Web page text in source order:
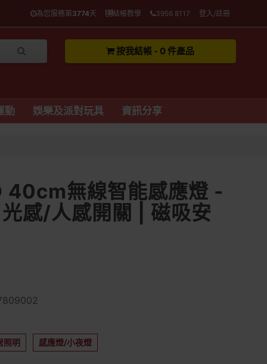
為您服務第3774天 結帳教學 3956 8117 登入/註冊
按我結帳 - 0 件產品
動 娛樂及派對玩具 資訊分享
40cm無線智能感應燈 -
感/人感開關 | 磁吸安
照明 感應燈/小夜燈